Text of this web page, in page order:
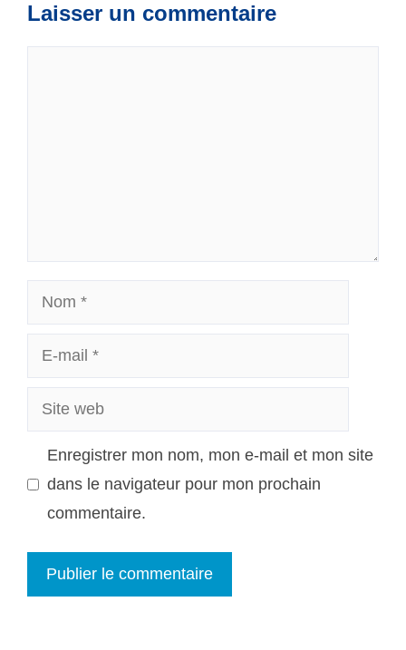
Laisser un commentaire
Nom
mail
Site
web
Enregistrer mon nom, mon e-mail et mon site
dans le navigateur pour mon prochain
commentaire.